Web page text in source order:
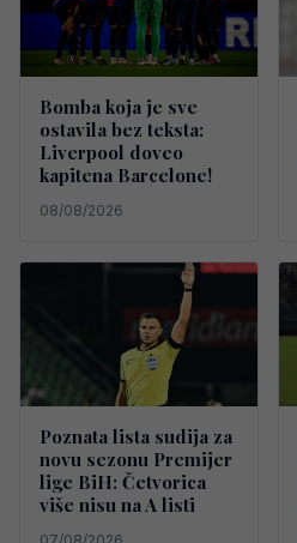
Bomba koja je sve
ostavila bez teksta:
Liverpool doveo
kapitena Barcelone!
08/08/2026
Poznata lista sudija za
novu sezonu Premijer
lige BiH: Četvorica
više nisu na A listi